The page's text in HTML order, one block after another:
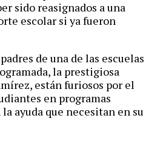
sido reasignados a una
escolar si ya fueron
de una de las escuelas
la prestigiosa
están furiosos por el
en programas
ayuda que necesitan en su